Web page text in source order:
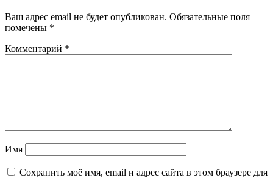
Ваш адрес email не будет опубликован. Обязательные поля
помечены *
Комментарий *
Имя
Сохранить моё имя, email и адрес сайта в этом браузере для